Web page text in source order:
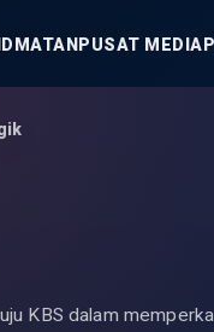
PUSAT MEDIA
KBS dalam